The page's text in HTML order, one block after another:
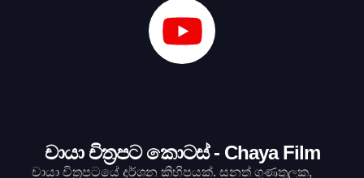
චායා චිත්‍රපට කොටස් - Chaya Film
චායා චිත්‍රපටයේ දර්ශන කිහිපයක්. සනත් ගුණතුලක,